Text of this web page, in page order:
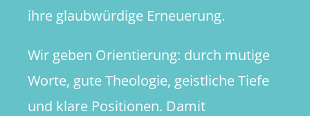
ihre glaubwürdige Erneuerung.
Wir geben Orientierung: durch mutige
Worte, gute Theologie, geistliche Tiefe
und klare Positionen. Damit